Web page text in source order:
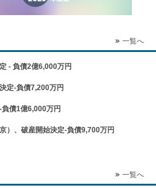
一覧へ
- 負債2億6,000万円
定-負債7,200万円
債1億6,000万円
）、破産開始決定-負債9,700万円
一覧へ